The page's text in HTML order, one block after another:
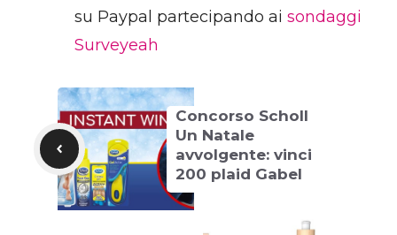
su Paypal partecipando ai sondaggi
Surveyeah
Concorso Scholl
Un Natale
avvolgente: vinci
200 plaid Gabel